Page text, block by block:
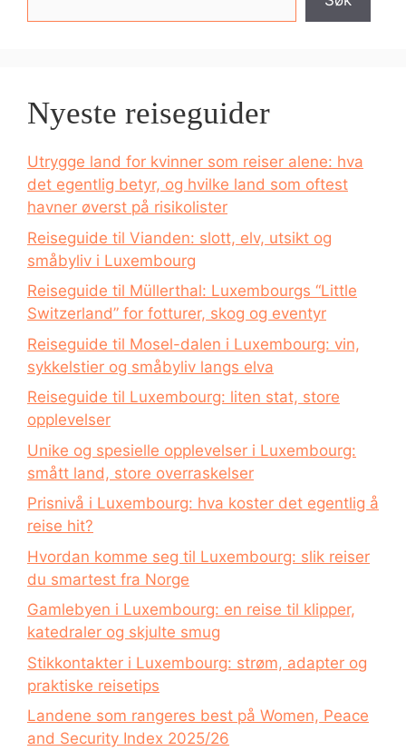
Nyeste reiseguider
Utrygge land for kvinner som reiser alene: hva
det egentlig betyr, og hvilke land som oftest
havner øverst på risikolister
Reiseguide til Vianden: slott, elv, utsikt og
småbyliv i Luxembourg
Reiseguide til Müllerthal: Luxembourgs “Little
Switzerland” for fotturer, skog og eventyr
Reiseguide til Mosel-dalen i Luxembourg: vin,
sykkelstier og småbyliv langs elva
Reiseguide til Luxembourg: liten stat, store
opplevelser
Unike og spesielle opplevelser i Luxembourg:
smått land, store overraskelser
Prisnivå i Luxembourg: hva koster det egentlig å
reise hit?
Hvordan komme seg til Luxembourg: slik reiser
du smartest fra Norge
Gamlebyen i Luxembourg: en reise til klipper,
katedraler og skjulte smug
Stikkontakter i Luxembourg: strøm, adapter og
praktiske reisetips
Landene som rangeres best på Women, Peace
and Security Index 2025/26